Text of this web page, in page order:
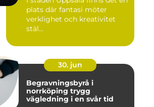
plats där fantasi möter
verklighet och kreativitet
stäl...
30. jun
Begravningsbyrå i
norrköping trygg
vägledning i en svår tid